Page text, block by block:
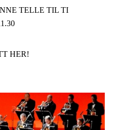
TELLE TIL TI
HER!